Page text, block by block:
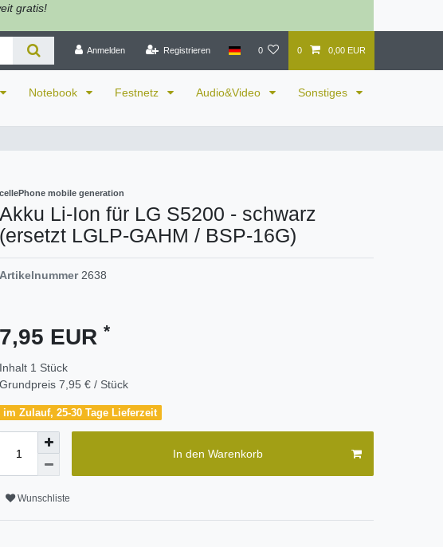
gratis!
Anmelden Registrieren 0 0 0,00 EUR
Notebook Festnetz Audio&Video Sonstiges
cellePhone mobile generation
Akku Li-Ion für LG S5200 - schwarz
(ersetzt LGLP-GAHM / BSP-16G)
Artikelnummer 2638
7,95 EUR *
Inhalt 1 Stück
Grundpreis 7,95 € / Stück
im Zulauf, 25-30 Tage Lieferzeit
In den Warenkorb
Wunschliste